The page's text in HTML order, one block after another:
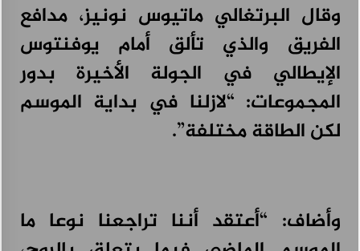
وقال البرتغالي ماتيوس نونيز، مدافع
الفريق والذي تألق أمام يوفنتوس
الإيطالي في الجولة الأخيرة بدور
المجموعات: “لازلنا في بداية الموسم
لكن الطاقة مختلفة”.
وأضاف: “أعتقد أننا تراجعنا نوعا ما